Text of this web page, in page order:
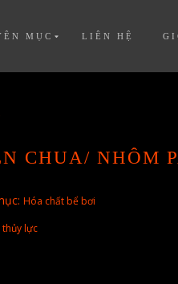
MỤC LIÊN HỆ
CHUA/ NHÔM
Hóa chất bể bơi
thủy lực